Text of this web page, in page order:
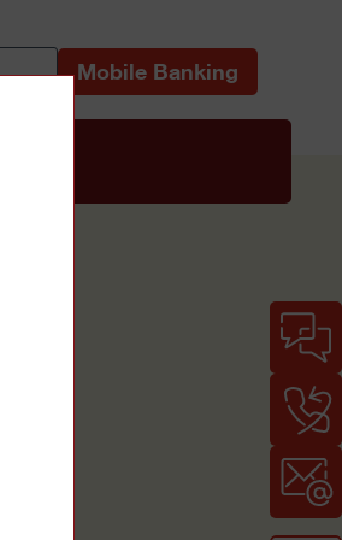
Mobile Banking